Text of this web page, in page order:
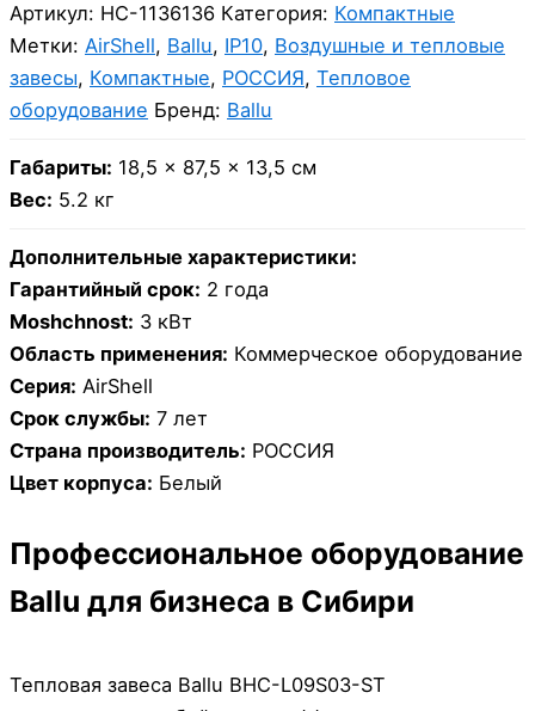
Артикул: НС-1136136 Категория: Компактные
Метки: AirShell, Ballu, IP10, Воздушные и тепловые
завесы, Компактные, РОССИЯ, Тепловое
оборудование Бренд: Ballu
Габариты: 18,5 × 87,5 × 13,5 см
Вес: 5.2 кг
Дополнительные характеристики:
Гарантийный срок: 2 года
Moshchnost: 3 кВт
Область применения: Коммерческое оборудование
Серия: AirShell
Срок службы: 7 лет
Страна производитель: РОССИЯ
Цвет корпуса: Белый
Профессиональное оборудование
Ballu для бизнеса в Сибири
Тепловая завеса Ballu BHC-L09S03-ST